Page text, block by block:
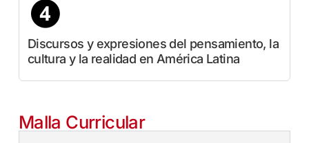
Discursos y expresiones del pensamiento, la
cultura y la realidad en América Latina
Malla Curricular